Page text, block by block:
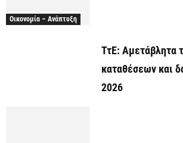
Οικονομία – Ανάπτυξη
ΤτΕ: Αμετάβλητα
καταθέσεων και
2026